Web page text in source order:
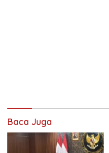
pelayanan
Baca Juga